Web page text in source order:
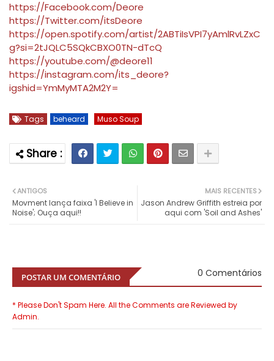
https://Facebook.com/Deore
https://Twitter.com/itsDeore
https://open.spotify.com/artist/2ABTiIsVPI7yAmlRvLZxC
g?si=2tJQLC5SQkCBXO0TN-dTcQ
https://youtube.com/@deore11
https://instagram.com/its_deore?
igshid=YmMyMTA2M2Y=
Tags beheard Muso Soup
MAIS RECENTES
Jason Andrew Griffith estreia por
aqui com 'Soil and Ashes'
ANTIGOS
Movment lança faixa 'I Believe in
Noise'; Ouça aqui!!
POSTAR UM COMENTÁRIO 0 Comentários
* Please Don't Spam Here. All the Comments are Reviewed by
Admin.